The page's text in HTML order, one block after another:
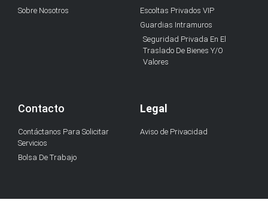
Sobre Nosotros
Escoltas Privados VIP
Guardias Intramuros
Seguridad Privada En El
Traslado De Bienes Y/O
Valores
Contacto
Contáctanos Para Solicitar
Servicios
Bolsa De Trabajo
Legal
Aviso de Privacidad